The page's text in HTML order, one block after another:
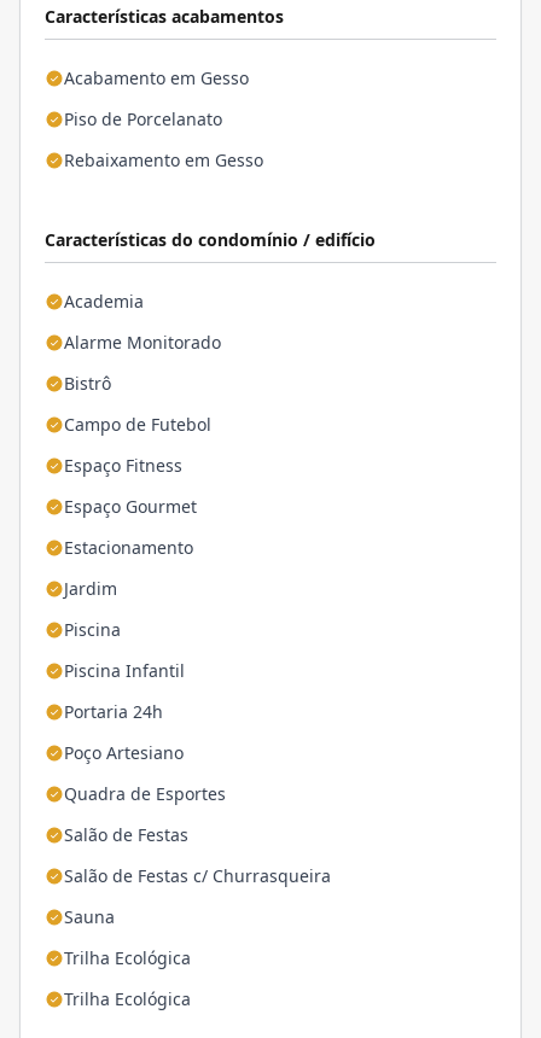
Características acabamentos
Acabamento em Gesso
Piso de Porcelanato
Rebaixamento em Gesso
Características do condomínio / edifício
Academia
Alarme Monitorado
Bistrô
Campo de Futebol
Espaço Fitness
Espaço Gourmet
Estacionamento
Jardim
Piscina
Piscina Infantil
Portaria 24h
Poço Artesiano
Quadra de Esportes
Salão de Festas
Salão de Festas c/ Churrasqueira
Sauna
Trilha Ecológica
Trilha Ecológica